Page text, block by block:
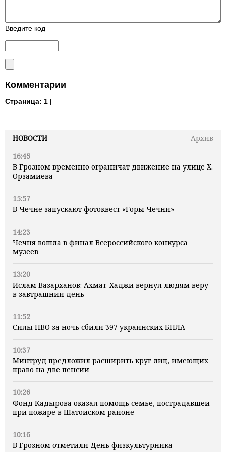
НОВОСТИ
Архив
16:45
В Грозном временно ограничат движение на улице Х.
Орзамиева
15:57
В Чечне запускают фотоквест «Горы Чечни»
14:23
Чечня вошла в финал Всероссийского конкурса
музеев
13:20
Ислам Вазарханов: Ахмат-Хаджи вернул людям веру
в завтрашний день
11:52
Силы ПВО за ночь сбили 397 украинских БПЛА
10:37
Минтруд предложил расширить круг лиц, имеющих
право на две пенсии
10:26
Фонд Кадырова оказал помощь семье, пострадавшей
при пожаре в Шатойском районе
10:16
В Грозном отметили День физкультурника
Введите код
Комментарии
Страница: 1 |